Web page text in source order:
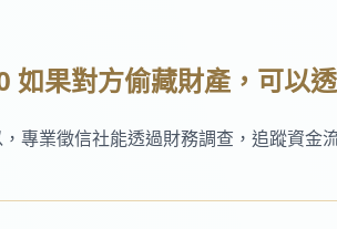
如果對方偷藏財產，可以
專業徵信社能透過財務調查，追蹤資金